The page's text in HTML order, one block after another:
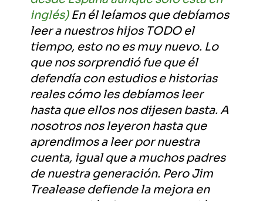
inglés)En él leíamos que debíamos
leer a nuestros hijos TODO el
tiempo, esto no es muy nuevo. Lo
que nos sorprendió fue que él
defendía con estudios e historias
reales cómo les debíamos leer
hasta que ellos nos dijesen basta. A
nosotros nos leyeron hasta que
aprendimos a leer por nuestra
cuenta, igual que a muchos padres
de nuestra generación. Pero Jim
Trealease defiende la mejora en